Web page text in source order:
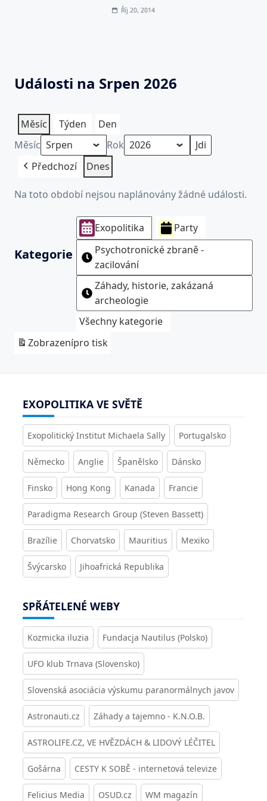
Říj 20, 2014
Události na Srpen 2026
Měsíc Týden
Den
Měsíc
Rok
Předchozí
Dnes
Na toto období nejsou naplánovány žádné události.
Kategorie
Exopolitika
Party
Psychotronické zbraně -
zacilování
Záhady, historie, zakázaná
archeologie
Všechny kategorie
Zobrazenípro tisk
EXOPOLITIKA VE SVĚTĚ
Exopolitický Institut Michaela Sally Portugalsko
Německo Anglie Španělsko Dánsko
Finsko Hong Kong Kanada Francie
Paradigma Research Group (Steven Bassett)
Brazílie Chorvatsko Mauritius Mexiko
Švýcarsko Jihoafrická Republika
SPŘÁTELENÉ WEBY
Kozmicka iluzia Fundacja Nautilus (Polsko)
UFO klub Trnava (Slovensko)
Slovenská asociácia výskumu paranormálnych javov
Astronauti.cz Záhady a tajemno - K.N.O.B.
ASTROLIFE.CZ, VE HVĚZDÁCH & LIDOVÝ LÉČITEL
Gošárna CESTY K SOBĚ - internetová televize
Felicius Media OSUD.cz WM magazín